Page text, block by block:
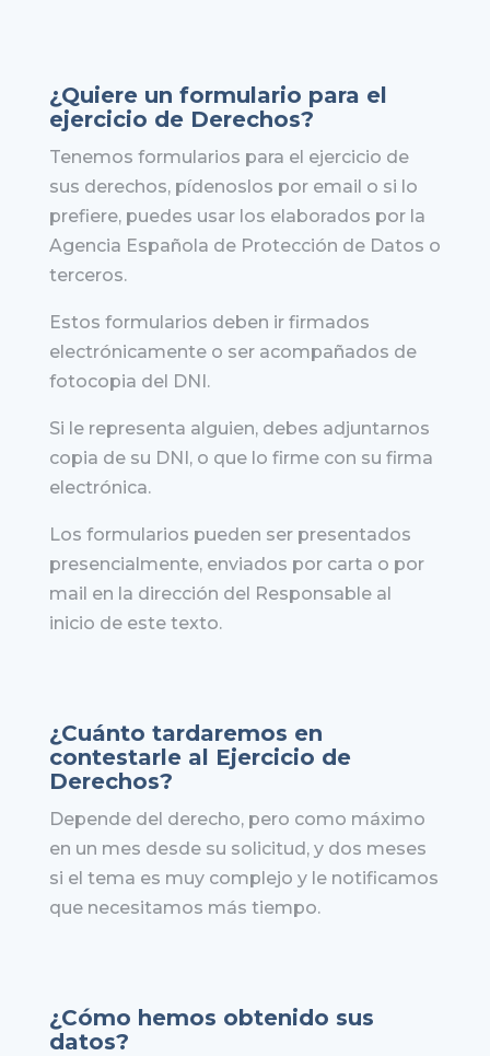
¿Quiere un formulario para el
ejercicio de Derechos?
Tenemos formularios para el ejercicio de
sus derechos, pídenoslos por email o si lo
prefiere, puedes usar los elaborados por la
Agencia Española de Protección de Datos o
terceros.
Estos formularios deben ir firmados
electrónicamente o ser acompañados de
fotocopia del DNI.
Si le representa alguien, debes adjuntarnos
copia de su DNI, o que lo firme con su firma
electrónica.
Los formularios pueden ser presentados
presencialmente, enviados por carta o por
mail en la dirección del Responsable al
inicio de este texto.
¿Cuánto tardaremos en
contestarle al Ejercicio de
Derechos?
Depende del derecho, pero como máximo
en un mes desde su solicitud, y dos meses
si el tema es muy complejo y le notificamos
que necesitamos más tiempo.
¿Cómo hemos obtenido sus
datos?